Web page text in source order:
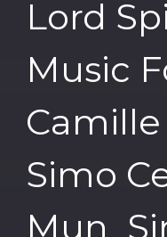
Lord
Music
Simo
Mun